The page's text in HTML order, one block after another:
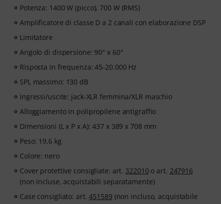
Potenza: 1400 W (picco), 700 W (RMS)
Amplificatore di classe D a 2 canali con elaborazione DSP
Limitatore
Angolo di dispersione: 90° x 60°
Risposta in frequenza: 45-20.000 Hz
SPL massimo: 130 dB
Ingressi/uscite: jack-XLR femmina/XLR maschio
Alloggiamento in polipropilene antigraffio
Dimensioni (L x P x A): 437 x 389 x 708 mm
Peso: 19,6 kg
Colore: nero
Cover protettive consigliate: art. 322010 o art. 247916
(non incluse, acquistabili separatamente)
Case consigliato: art.451589 (non incluso, acquistabile